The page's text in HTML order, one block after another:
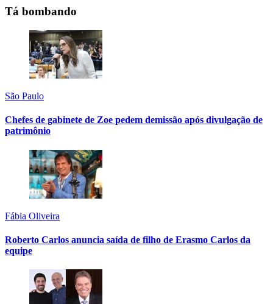
Tá bombando
São Paulo
Chefes de gabinete de Zoe pedem demissão após divulgação de
patrimônio
Fábia Oliveira
Roberto Carlos anuncia saída de filho de Erasmo Carlos da
equipe